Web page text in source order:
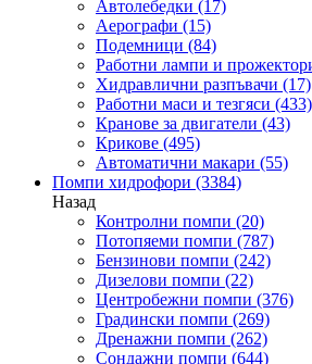
Автолебедки (17)
Аерографи (15)
Подемници (84)
Работни лампи и
Хидравлични разпъвачи (17)
Работни маси и тезгяси (433)
Кранове за двигатели (43)
Крикове (495)
Автоматични макари (55)
Помпи хидрофори (3384)
Назад
Контролни помпи (20)
Потопяеми помпи (787)
Бензинови помпи (242)
Дизелови помпи (22)
Центробежни помпи (376)
Градински помпи (269)
Дренажни помпи (262)
Сондажни помпи (644)